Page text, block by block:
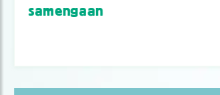
samengaan